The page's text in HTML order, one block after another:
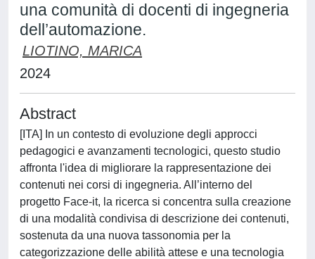
una comunità di docenti di ingegneria
dell’automazione.
LIOTINO, MARICA
2024
Abstract
[ITA] In un contesto di evoluzione degli approcci
pedagogici e avanzamenti tecnologici, questo studio
affronta l'idea di migliorare la rappresentazione dei
contenuti nei corsi di ingegneria. All’interno del
progetto Face-it, la ricerca si concentra sulla creazione
di una modalità condivisa di descrizione dei contenuti,
sostenuta da una nuova tassonomia per la
categorizzazione delle abilità attese e una tecnologia